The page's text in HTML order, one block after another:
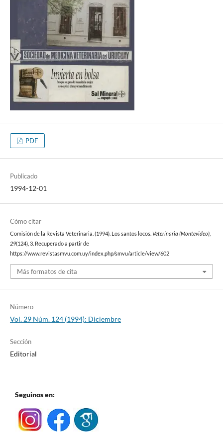
PDF
Publicado
1994-12-01
Cómo citar
Comisión de la Revista Veterinaria. (1994). Los santos locos. Veterinaria (Montevideo),
29(124), 3. Recuperado a partir de
https://www.revistasmvu.com.uy/index.php/smvu/article/view/602
Más formatos de cita
Número
Vol. 29 Núm. 124 (1994): Diciembre
Sección
Editorial
Seguinos en: